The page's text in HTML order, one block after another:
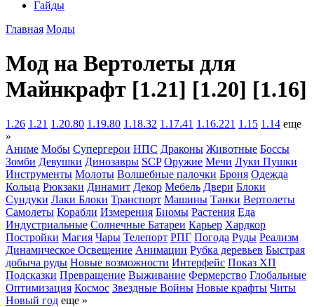
Гайды
Главная Моды
Мод на Вертолеты для
Майнкрафт [1.21] [1.20] [1.16]
1.26 1.21 1.20.80 1.19.80 1.18.32 1.17.41 1.16.221 1.15 1.14 еще
»
Аниме Мобы Супергерои НПС Драконы Животные Боссы
Зомби Девушки Динозавры SCP Оружие Мечи Луки Пушки
Инструменты Молоты Волшебные палочки Броня Одежда
Кольца Рюкзаки Динамит Декор Мебель Двери Блоки
Сундуки Лаки Блоки Транспорт Машины Танки Вертолеты
Самолеты Корабли Измерения Биомы Растения Еда
Индустриальные Солнечные Батареи Карьер Хардкор
Постройки Магия Чары Телепорт РПГ Погода Руды Реализм
Динамическое Освещение Анимации Рубка деревьев Быстрая
добыча руды Новые возможности Интерфейс Показ ХП
Подсказки Превращение Выживание Фермерство Глобальные
Оптимизация Космос Звездные Войны Новые крафты Читы
Новый год еще »